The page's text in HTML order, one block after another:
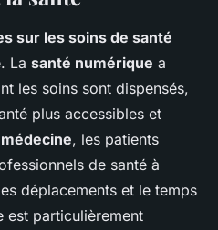
sur les soins de santé
La santé numérique a
les soins sont dispensés,
plus accessibles et
, les patients
de santé à
déplacements et le temps
est particulièrement